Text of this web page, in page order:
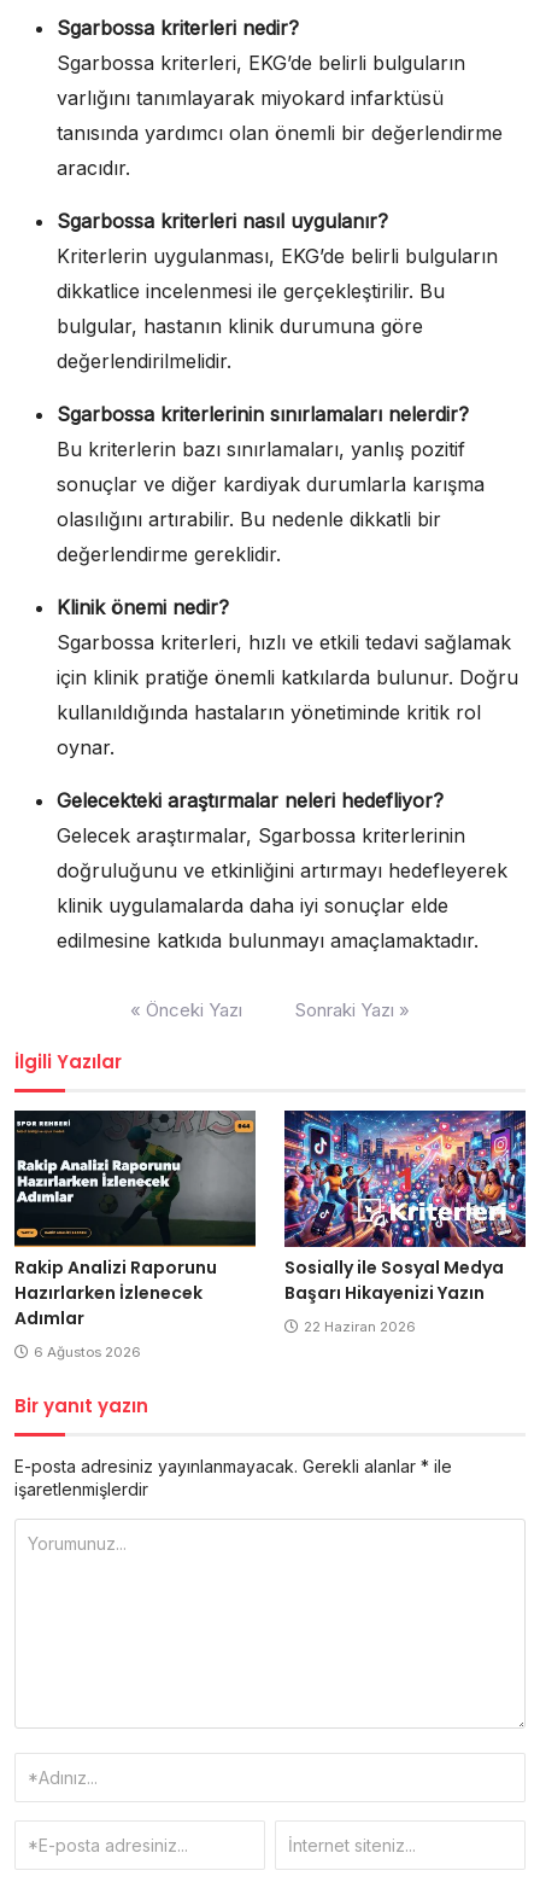
Sgarbossa kriterleri nedir?
Sgarbossa kriterleri, EKG’de belirli bulguların
varlığını tanımlayarak miyokard infarktüsü
tanısında yardımcı olan önemli bir değerlendirme
aracıdır.
Sgarbossa kriterleri nasıl uygulanır?
Kriterlerin uygulanması, EKG’de belirli bulguların
dikkatlice incelenmesi ile gerçekleştirilir. Bu
bulgular, hastanın klinik durumuna göre
değerlendirilmelidir.
Sgarbossa kriterlerinin sınırlamaları nelerdir?
Bu kriterlerin bazı sınırlamaları, yanlış pozitif
sonuçlar ve diğer kardiyak durumlarla karışma
olasılığını artırabilir. Bu nedenle dikkatli bir
değerlendirme gereklidir.
Klinik önemi nedir?
Sgarbossa kriterleri, hızlı ve etkili tedavi sağlamak
için klinik pratiğe önemli katkılarda bulunur. Doğru
kullanıldığında hastaların yönetiminde kritik rol
oynar.
Gelecekteki araştırmalar neleri hedefliyor?
Gelecek araştırmalar, Sgarbossa kriterlerinin
doğruluğunu ve etkinliğini artırmayı hedefleyerek
klinik uygulamalarda daha iyi sonuçlar elde
edilmesine katkıda bulunmayı amaçlamaktadır.
« Önceki Yazı Sonraki Yazı »
İlgili Yazılar
Rakip Analizi Raporunu
Hazırlarken İzlenecek
Adımlar
6 Ağustos 2026
Sosially ile Sosyal Medya
Başarı Hikayenizi Yazın
22 Haziran 2026
Bir yanıt yazın
E-posta adresiniz yayınlanmayacak. Gerekli alanlar * ile
işaretlenmişlerdir